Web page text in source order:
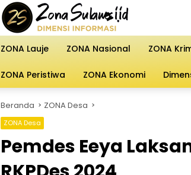
ZONA Lauje
ZONA Nasional ZONA
ZONA Peristiwa ZONA Ekonomi
Beranda ZONA Desa
ZONA Desa
Pemdes Eeya